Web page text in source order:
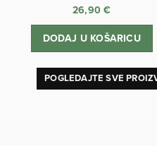
26,90€
DODAJ U KOŠARICU
POGLEDAJTE SVE